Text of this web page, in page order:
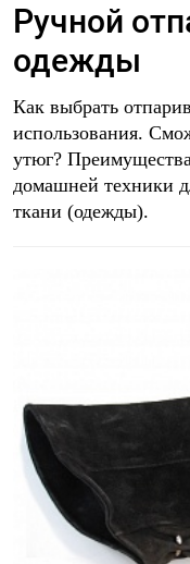
Ручной
одежды
Как выбрать
использования.
утюг?
домашней техники
ткани (одежды).